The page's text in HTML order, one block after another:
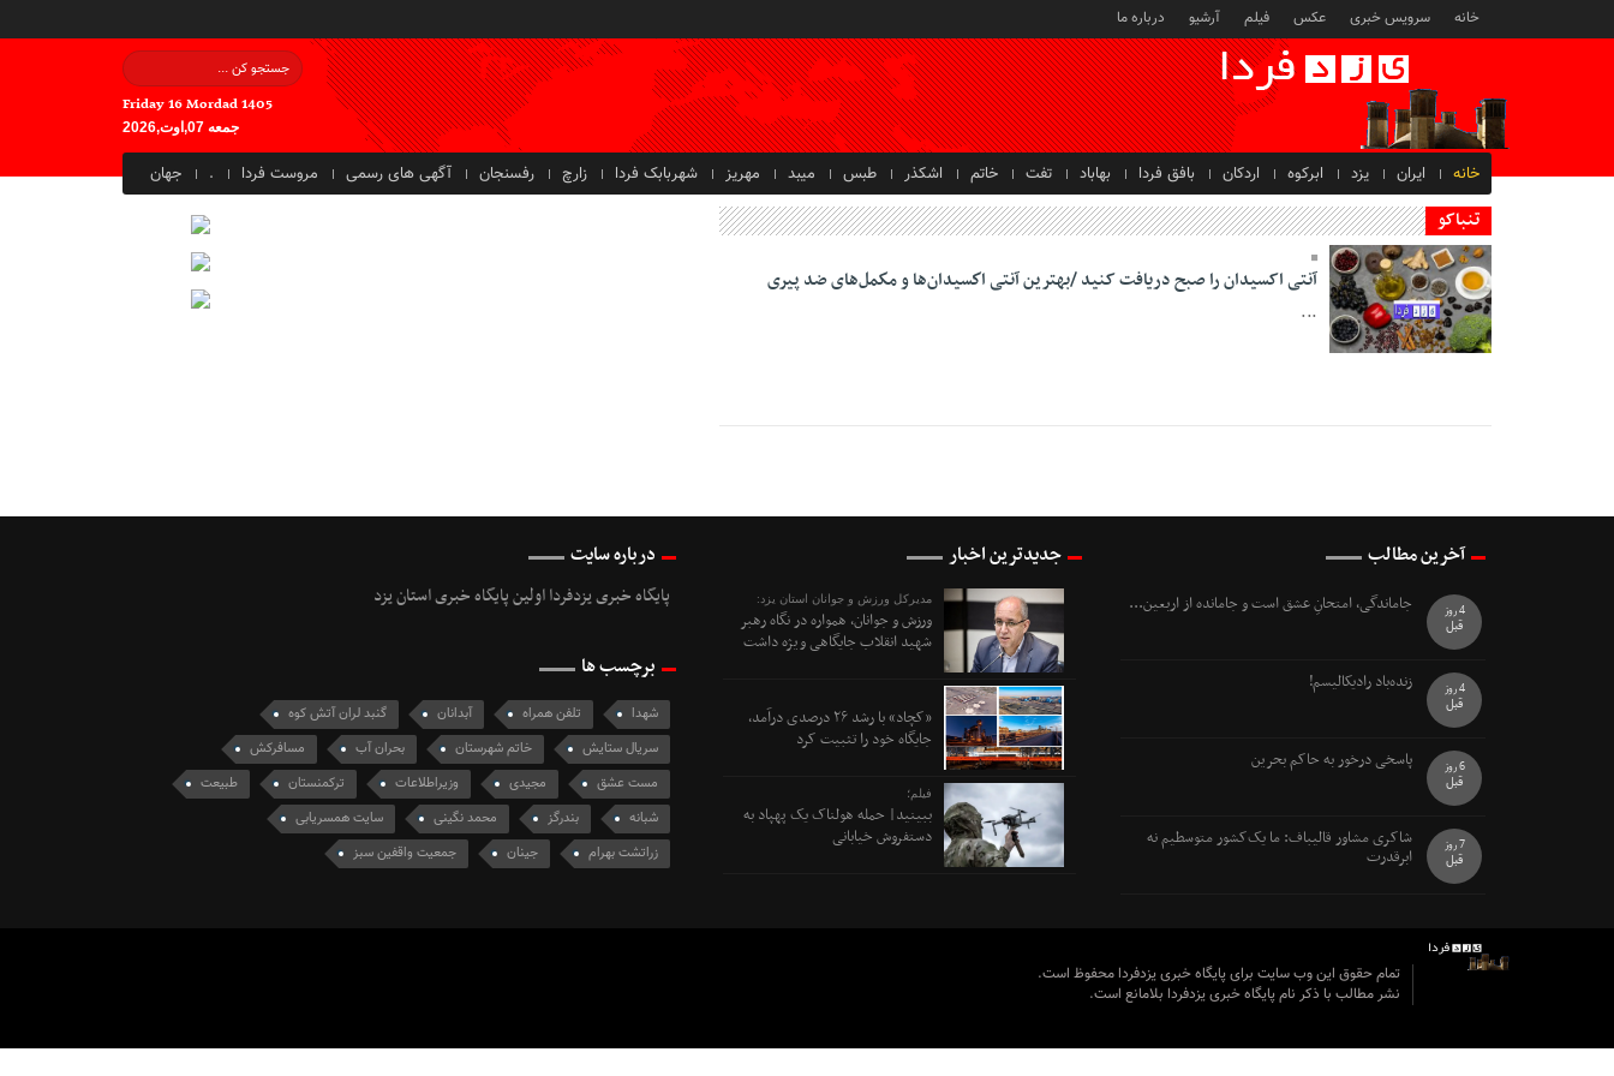
خانه سرویس خبری عکس فیلم آرشیو درباره ما
Friday 16 Mordad 1405
جمعه 07,اوت,2026
خانه ایران یزد ابرکوه اردکان بافق فردا بهاباد تفت خاتم اشکذر طبس میبد مهریز شهربابک فردا زارچ رفسنجان آگهی های رسمی مروست فردا . جهان
تنباکو
30 Mordad 1399 -
آنتی اکسیدان را صبح دریافت کنید /بهترین آنتی اكسیدان‌ها و مكمل‌های ضد پیری
...
آخرین مطالب
جاماندگی، امتحانِ عشق است و جامانده از اربعین...
4 روز
قبل
زنده‌باد رادیکالیسم!
4 روز
قبل
پاسخی درخور به حاکم بحرین
6 روز
قبل
شاکری مشاور قالیباف: ما یک‌کشور متوسطیم نه
ابرقدرت
7 روز
قبل
جدیدترین اخبار
مدیرکل ورزش و جوانان استان یزد:
ورزش و جوانان، همواره در نگاه رهبر
شهید انقلاب جایگاهی ویژه داشت
«کچاد» با رشد ۲۶ درصدی درآمد،
جایگاه خود را تثبیت کرد
فیلم؛
ببینید| حمله هولناک یک پهپاد به
دستفروش خیابانی
درباره سایت
پایگاه خبری یزدفردا اولین پایگاه خبری استان یزد
برچسب ها
شهدا تلفن همراه آبدانان
گنبد لران آتش کوه
سریال ستایش
خاتم شهرستان بحران آب
مسافرکش
مست عشق
مجیدی وزیراطلاعات ترکمنستان
طبیعت
شبانه
بندرگز محمد نگینی
سایت همسریابی
زراتشت بهرام
جینان جمعیت واقفین سبز
تمام حقوق این وب سایت برای پایگاه خبری یزدفردا محفوظ است.
نشر مطالب با ذکر نام پایگاه خبری یزدفردا بلامانع است.